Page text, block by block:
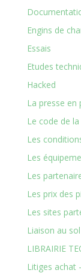
Engins de
Essais
Etudes
Hacked
La presse en
Le code de
Les
Les
Les
Les prix des
Les sites
Liaison au sol
LIBRAIRIE
Litiges achat